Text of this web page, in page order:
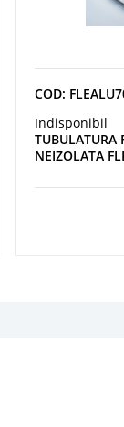
COD:
Indisponibil
TUBULATURA
NEIZOLATA